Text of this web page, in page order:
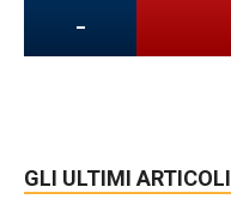
-
GLI ULTIMI ARTICOLI